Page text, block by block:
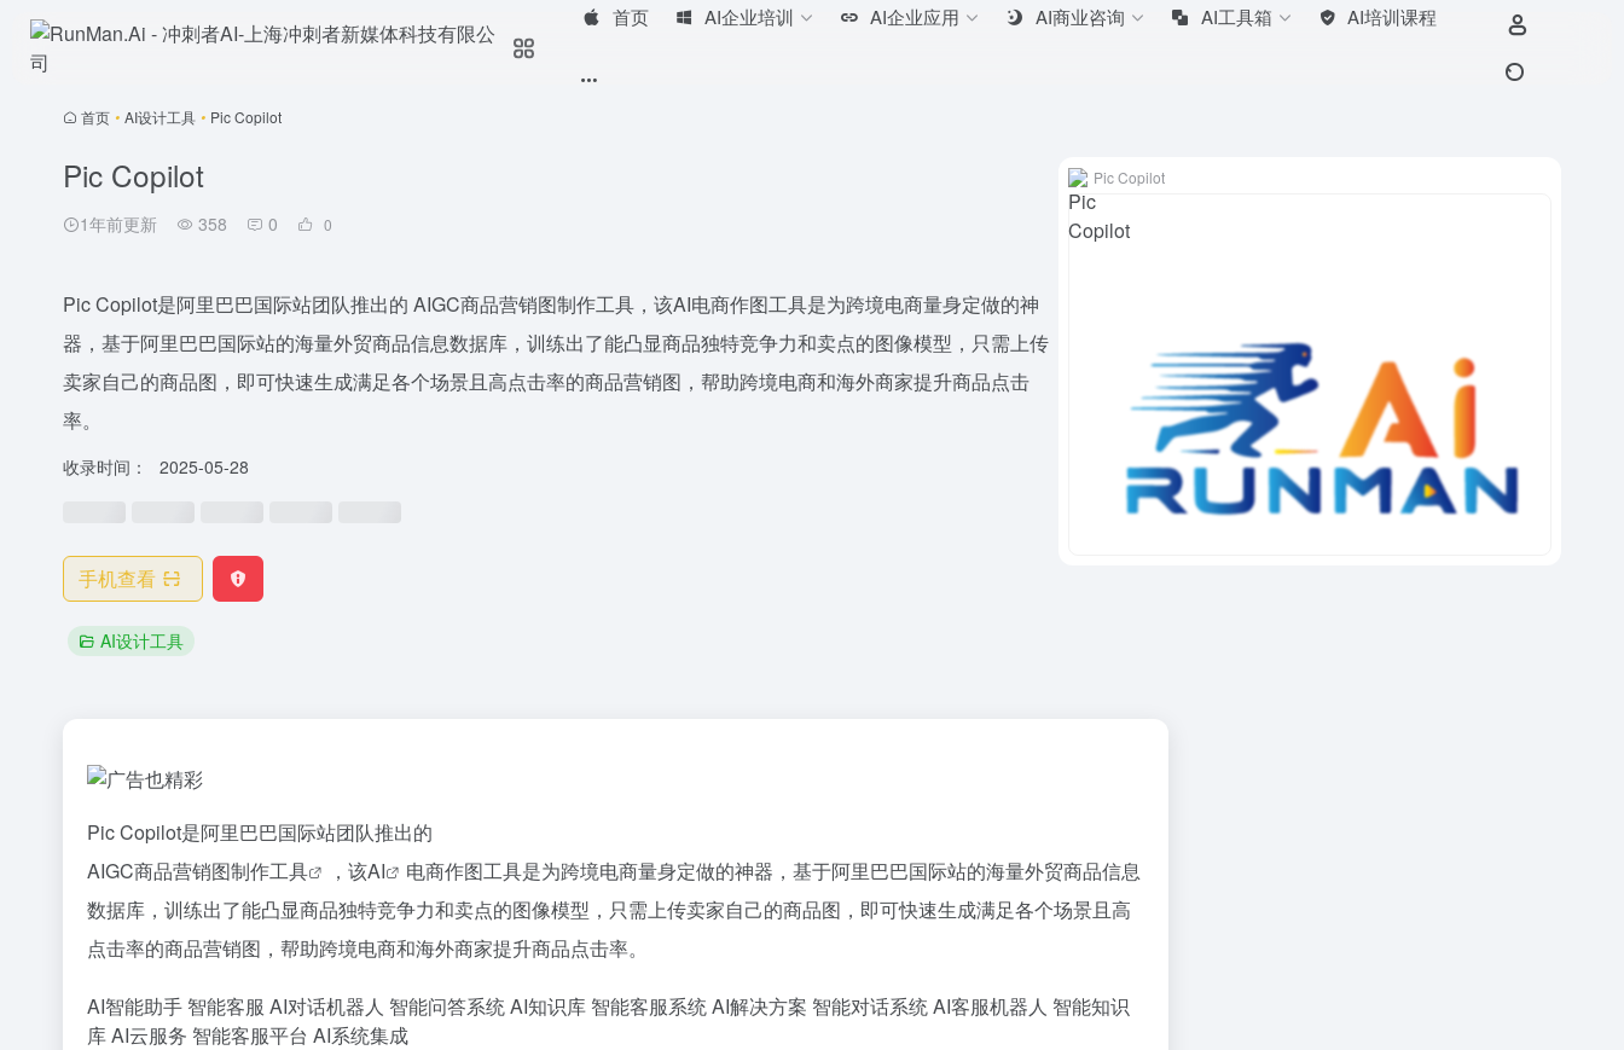
首页 AI企业培训 AI企业应用 AI商业咨询 AI工具箱 AI培训课程
首页 • AI设计工具 • Pic Copilot
Pic Copilot
1年前更新 358 0 0
Pic Copilot是阿里巴巴国际站团队推出的 AIGC商品营销图制作工具，该AI电商作图工具是为跨境电商量身定做的神
器，基于阿里巴巴国际站的海量外贸商品信息数据库，训练出了能凸显商品独特竞争力和卖点的图像模型，只需上传
卖家自己的商品图，即可快速生成满足各个场景且高点击率的商品营销图，帮助跨境电商和海外商家提升商品点击
率。
收录时间： 2025-05-28
手机查看
AI设计工具
Pic Copilot
Pic Copilot是阿里巴巴国际站团队推出的
AIGC商品营销图制作工具
，该AI
电商作图工具是为跨境电商量身定做的神器，基于阿里巴巴国际站的海量外贸商品信息
数据库，训练出了能凸显商品独特竞争力和卖点的图像模型，只需上传卖家自己的商品图，即可快速生成满足各个场景且高
点击率的商品营销图，帮助跨境电商和海外商家提升商品点击率。
AI智能助手 智能客服 AI对话机器人 智能问答系统AI知识库 智能客服系统AI解决方案 智能对话系统AI客服机器人 智能知识
库AI云服务 智能客服平台 AI系统集成